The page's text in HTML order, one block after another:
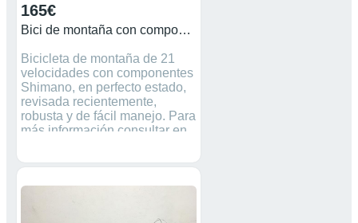
165€
Bici de montaña con componentes Shimano como nueva
Bicicleta de montaña de 21
velocidades con componentes
Shimano, en perfecto estado,
revisada recientemente,
robusta y de fácil manejo. Para
más información consultar en
contacto. Tfno: 654894982